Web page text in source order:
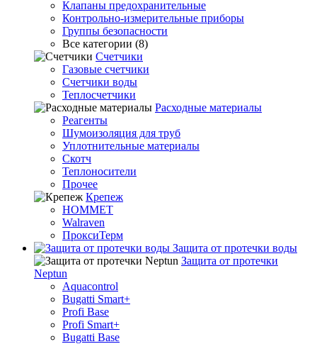
Клапаны предохранительные
Контрольно-измерительные приборы
Группы безопасности
Все категории (8)
Счетчики
Газовые счетчики
Счетчики воды
Теплосчетчики
Расходные материалы
Реагенты
Шумоизоляция для труб
Уплотнительные материалы
Скотч
Теплоносители
Прочее
Крепеж
HOMMET
Walraven
ПроксиТерм
Защита от протечки воды
Защита от протечки
Neptun
Aquacontrol
Bugatti Smart+
Profi Base
Profi Smart+
Bugatti Base